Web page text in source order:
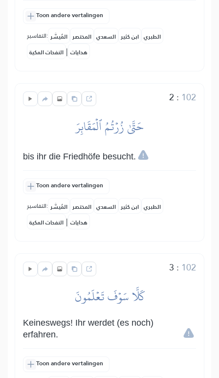
Toon andere vertalingen
التفاسير: المُيسَّر المختصر السعدي ابن كثير الطبري
النفحات المكية | هدايات
2 : 102
حَتَّىٰ زُرۡتُمُ ٱلۡمَقَابِرَ
bis ihr die Friedhöfe besucht.
Toon andere vertalingen
التفاسير: المُيسَّر المختصر السعدي ابن كثير الطبري
النفحات المكية | هدايات
3 : 102
كَلَّا سَوۡفَ تَعۡلَمُونَ
Keineswegs! Ihr werdet (es noch)
erfahren.
Toon andere vertalingen